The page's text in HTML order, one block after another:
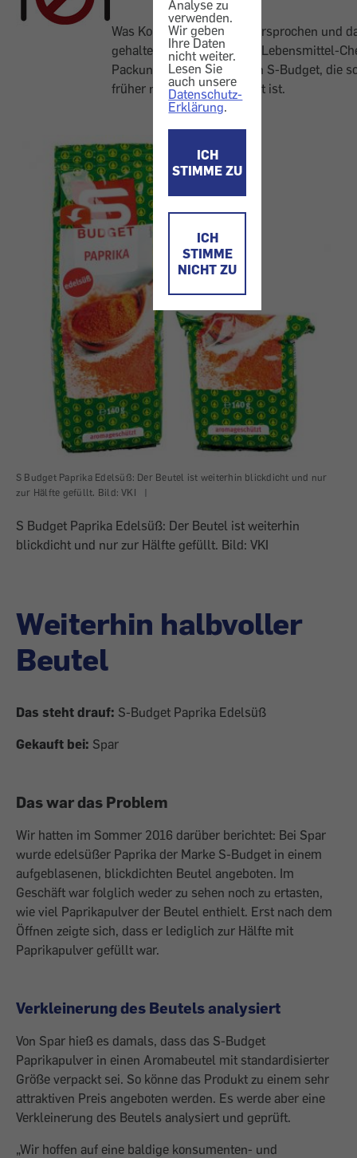
Analyse zu
verwenden.
Wir geben
Ihre Daten
nicht weiter.
Lesen Sie
auch unsere
Datenschutz-
Erklärung.
ICH
STIMME ZU
ICH
STIMME
NICHT ZU
Was Konsumenten alles versprochen und
gehalten wird. Diesmal im Lebensmittel-
Packung Paprikapulver von S-Budget, die
früher nur zur Hälfte gefüllt ist.
S Budget Paprika Edelsüß: Der Beutel ist weiterhin blickdicht und nur
zur Hälfte gefüllt. Bild: VKI
|
S Budget Paprika Edelsüß: Der Beutel ist weiterhin
blickdicht und nur zur Hälfte gefüllt. Bild: VKI
Weiterhin halbvoller
Beutel
Das steht drauf: S-Budget Paprika Edelsüß
Gekauft bei: Spar
Das war das Problem
Wir hatten im Sommer 2016 darüber berichtet: Bei Spar
wurde edelsüßer Paprika der Marke S-Budget in einem
aufgeblasenen, blickdichten Beutel angeboten. Im
Geschäft war folglich weder zu sehen noch zu ertasten,
wie viel Paprikapulver der Beutel enthielt. Erst nach dem
Öffnen zeigte sich, dass er lediglich zur Hälfte mit
Paprikapulver gefüllt war.
Verkleinerung des Beutels analysiert
Von Spar hieß es damals, dass das S-Budget
Paprikapulver in einen Aromabeutel mit standardisierter
Größe verpackt sei. So könne das Produkt zu einem sehr
attraktiven Preis angeboten werden. Es werde aber eine
Verkleinerung des Beutels analysiert und geprüft.
„Wir hoffen auf eine baldige konsumenten- und